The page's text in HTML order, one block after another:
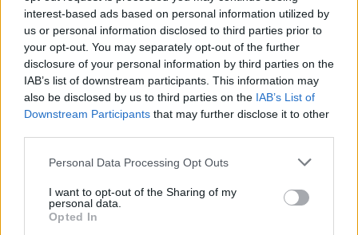
interest-based ads based on personal information utilized by
us or personal information disclosed to third parties prior to
your opt-out. You may separately opt-out of the further
disclosure of your personal information by third parties on the
IAB’s list of downstream participants. This information may
also be disclosed by us to third parties on the IAB’s List of
Downstream Participants that may further disclose it to other
Please note that this website/app uses one or more Google
not limited to your visit or usage behaviour. You may click to
grant or deny consent to Google and its third-party tags to
use your data for below specified purposes in below Google
Personal Data Processing Opt Outs
I want to opt-out of the Sharing of my
personal data.
Opted In
Pełny harmonogram rozgrywek dostępny jest tutaj:Krosno > Klasa A,
gr. I - terminarz.
Informacje o składach i strzelcach
W miarę dostępności danych, publikujemyskłady wyjściowe,
rezerwowych, zmiany oraz listę strzelców bramek. Informacje te
aktualizujemy zależnie od poziomu ligi i dostępnych źródeł.
Śledź mecze swojej drużyny
Jeśli jesteś kibicem klubu LKS Pisarowce lub Górnik Grabownica
Starzeńska - zaglądaj tutaj częściej. Nasz serwis regularnie dostarcza
informacje oterminach meczów, wynikach, transferach i newsach
klubowych.
PodkarpacieLive.pl to największa baza